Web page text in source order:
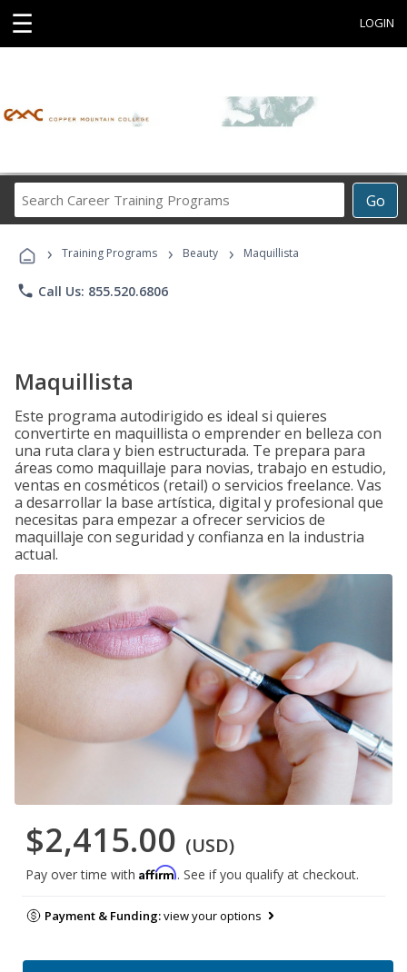
☰ LOGIN
Go
Career
Programs
› Training Programs › Beauty › Maquillista
phone Call Us: 855.520.6806
Maquillista
Este programa autodirigido es ideal si quieres
convertirte en maquillista o emprender en belleza con
una ruta clara y bien estructurada. Te prepara para
áreas como maquillaje para novias, trabajo en estudio,
ventas en cosméticos (retail) o servicios freelance. Vas
a desarrollar la base artística, digital y profesional que
necesitas para empezar a ofrecer servicios de
maquillaje con seguridad y confianza en la industria
actual.
$2,415.00 (USD)
Pay over time with Affirm. See if you qualify at checkout.
Payment & Funding:view your options